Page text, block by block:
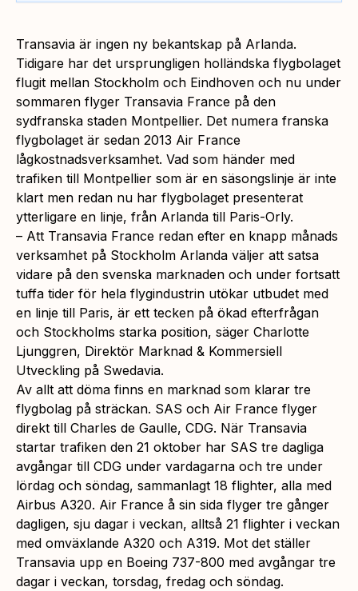
Transavia är ingen ny bekantskap på Arlanda.
Tidigare har det ursprungligen holländska flygbolaget
flugit mellan Stockholm och Eindhoven och nu under
sommaren flyger Transavia France på den
sydfranska staden Montpellier. Det numera franska
flygbolaget är sedan 2013 Air France
lågkostnadsverksamhet. Vad som händer med
trafiken till Montpellier som är en säsongslinje är inte
klart men redan nu har flygbolaget presenterat
ytterligare en linje, från Arlanda till Paris-Orly.
– Att Transavia France redan efter en knapp månads
verksamhet på Stockholm Arlanda väljer att satsa
vidare på den svenska marknaden och under fortsatt
tuffa tider för hela flygindustrin utökar utbudet med
en linje till Paris, är ett tecken på ökad efterfrågan
och Stockholms starka position, säger Charlotte
Ljunggren, Direktör Marknad & Kommersiell
Utveckling på Swedavia.
Av allt att döma finns en marknad som klarar tre
flygbolag på sträckan. SAS och Air France flyger
direkt till Charles de Gaulle, CDG. När Transavia
startar trafiken den 21 oktober har SAS tre dagliga
avgångar till CDG under vardagarna och tre under
lördag och söndag, sammanlagt 18 flighter, alla med
Airbus A320. Air France å sin sida flyger tre gånger
dagligen, sju dagar i veckan, alltså 21 flighter i veckan
med omväxlande A320 och A319. Mot det ställer
Transavia upp en Boeing 737-800 med avgångar tre
dagar i veckan, torsdag, fredag och söndag.